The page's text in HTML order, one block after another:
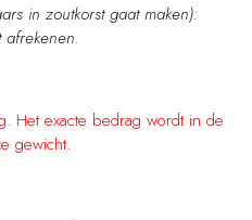
in zoutkorst gaat maken):
afrekenen.
Het exacte bedrag wordt in de
gewicht.